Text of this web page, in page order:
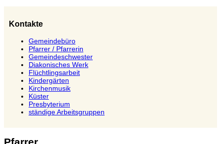
Kontakte
Gemeindebüro
Pfarrer / Pfarrerin
Gemeindeschwester
Diakonisches Werk
Flüchtlingsarbeit
Kindergärten
Kirchenmusik
Küster
Presbyterium
ständige Arbeitsgruppen